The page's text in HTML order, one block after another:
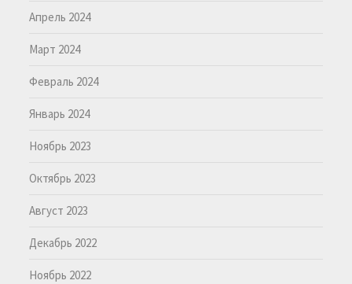
Апрель 2024
Март 2024
Февраль 2024
Январь 2024
Ноябрь 2023
Октябрь 2023
Август 2023
Декабрь 2022
Ноябрь 2022